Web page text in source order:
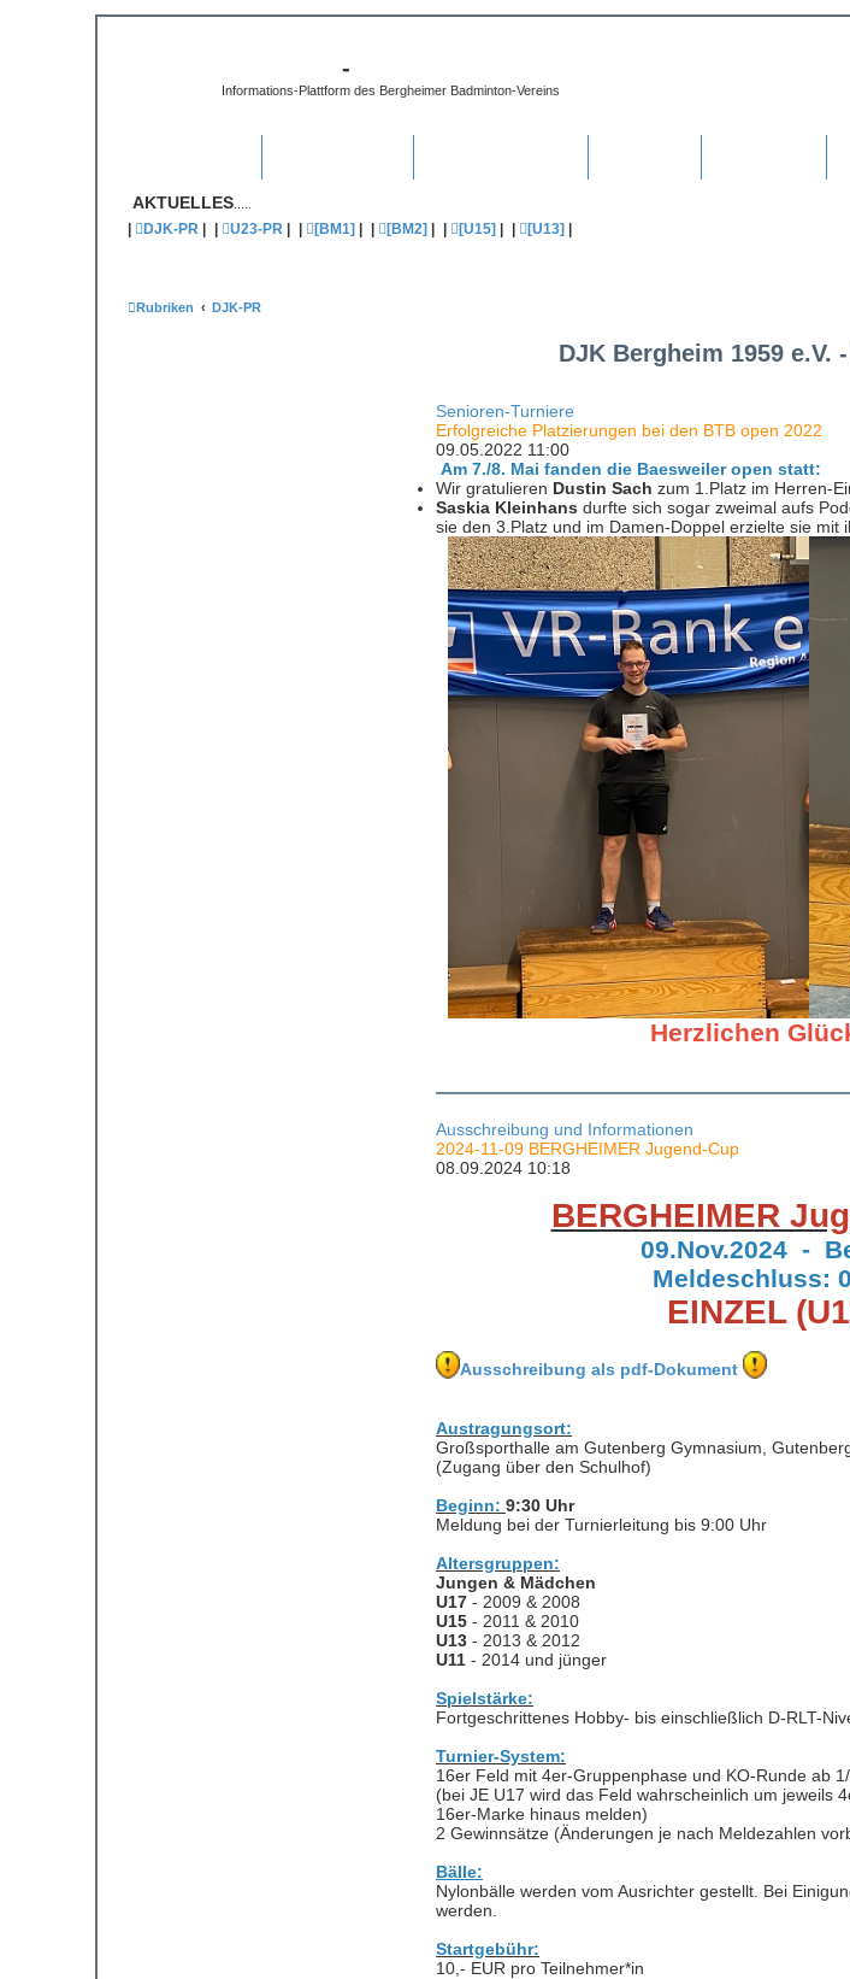
-
Informations-Plattform des Bergheimer Badminton-Vereins
AKTUELLES
DJK-PR U23-PR [BM1] [BM2] [U15] [U13]
Rubriken DJK-PR
DJK Bergheim 1959 e.V.
Senioren-Turniere
Erfolgreiche Platzierungen bei den BTB open 2022
09.05.2022 11:00
Am 7./8. Mai fanden die Baesweiler open statt:
Wir gratulieren Dustin Sach zum 1.Platz im Herren-
Saskia Kleinhans durfte sich sogar zweimal aufs
sie den 3.Platz und im Damen-Doppel erzielte sie mit
Herzlichen
Ausschreibung und Informationen
2024-11-09 BERGHEIMER Jugend-Cup
08.09.2024 10:18
BERGHEIMER
09.Nov.2024 -
Meldeschluss:
EINZEL
Ausschreibung als pdf-Dokument
Austragungsort:
Großsporthalle am Gutenberg Gymnasium,
(Zugang über den Schulhof)
Beginn: 9:30 Uhr
Meldung bei der Turnierleitung bis 9:00 Uhr
Altersgruppen:
Jungen & Mädchen
U17 - 2009 & 2008
U15 - 2011 & 2010
U13 - 2013 & 2012
U11 - 2014 und jünger
Spielstärke:
Fortgeschrittenes Hobby- bis einschließlich D-RLT-
Turnier-System:
16er Feld mit 4er-Gruppenphase und KO-Runde ab
(bei JE U17 wird das Feld wahrscheinlich um jeweils
16er-Marke hinaus melden)
2 Gewinnsätze (Änderungen je nach Meldezahlen
Bälle:
Nylonbälle werden vom Ausrichter gestellt. Bei
werden.
Startgebühr:
10,- EUR pro Teilnehmer*in